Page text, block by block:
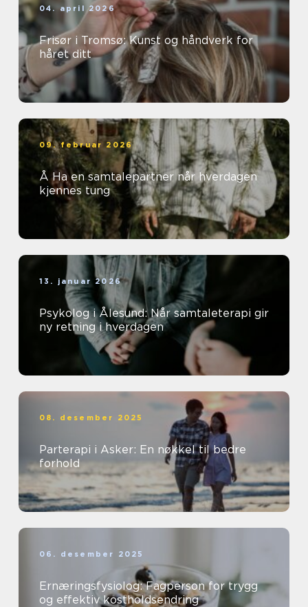
04. april 2026
Frisør i Tromsø: Kunst og håndverk for
håret ditt
09. februar 2026
Å Ha en samtalepartner når hverdagen
kjennes tung
13. januar 2026
Psykolog i Ålesund: Når samtaleterapi gir
ny retning i hverdagen
08. desember 2025
Parterapi i Asker: En nøkkel til bedre
forhold
06. desember 2025
Ernæringsfysiolog: Fagperson for trygg
og effektiv kostholdsendring